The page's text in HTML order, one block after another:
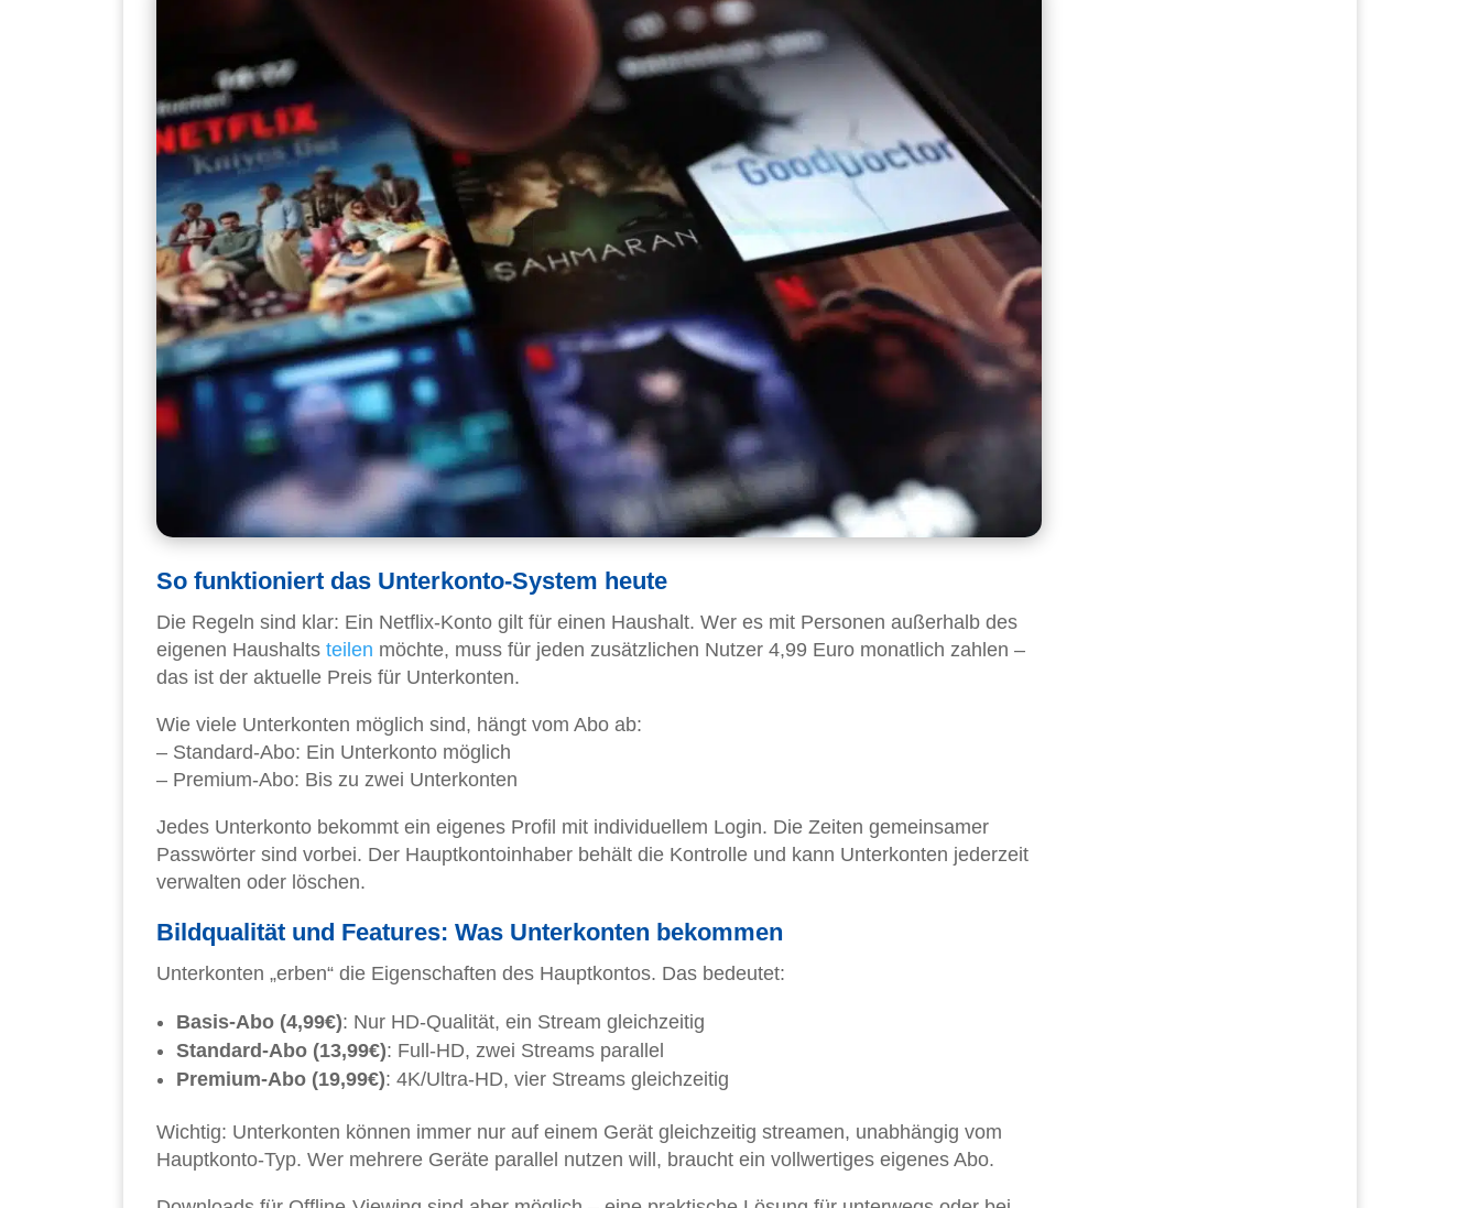
So funktioniert das Unterkonto-System heute
Die Regeln sind klar: Ein Netflix-Konto gilt für einen Haushalt. Wer es mit Personen außerhalb des
eigenen Haushalts teilen möchte, muss für jeden zusätzlichen Nutzer 4,99 Euro monatlich zahlen –
das ist der aktuelle Preis für Unterkonten.
Wie viele Unterkonten möglich sind, hängt vom Abo ab:
– Standard-Abo: Ein Unterkonto möglich
– Premium-Abo: Bis zu zwei Unterkonten
Jedes Unterkonto bekommt ein eigenes Profil mit individuellem Login. Die Zeiten gemeinsamer
Passwörter sind vorbei. Der Hauptkontoinhaber behält die Kontrolle und kann Unterkonten jederzeit
verwalten oder löschen.
Bildqualität und Features: Was Unterkonten bekommen
Unterkonten „erben“ die Eigenschaften des Hauptkontos. Das bedeutet:
Basis-Abo (4,99€): Nur HD-Qualität, ein Stream gleichzeitig
Standard-Abo (13,99€): Full-HD, zwei Streams parallel
Premium-Abo (19,99€): 4K/Ultra-HD, vier Streams gleichzeitig
Wichtig: Unterkonten können immer nur auf einem Gerät gleichzeitig streamen, unabhängig vom
Hauptkonto-Typ. Wer mehrere Geräte parallel nutzen will, braucht ein vollwertiges eigenes Abo.